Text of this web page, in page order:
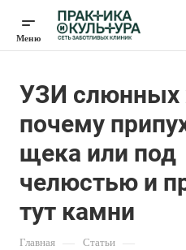
УЗИ слюнных
почему
щека или под
челюстью и
тут камни
Главная — Статьи —